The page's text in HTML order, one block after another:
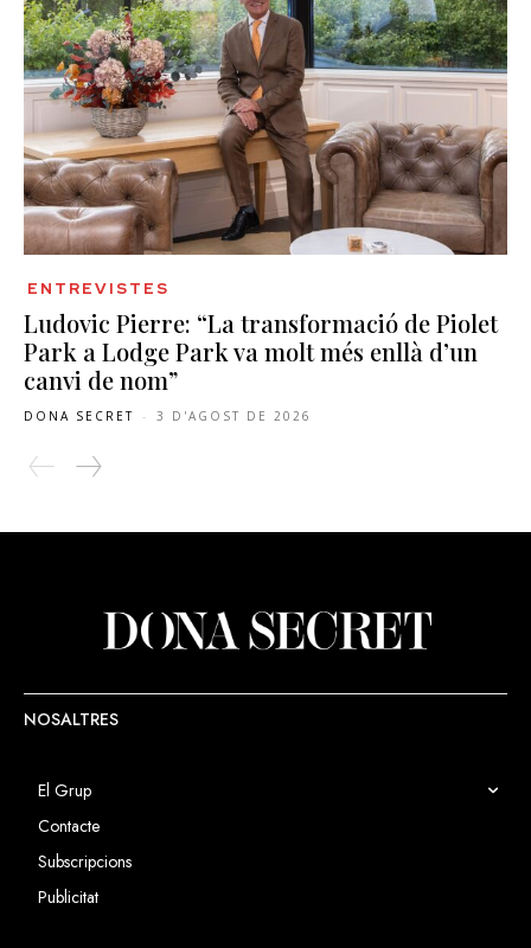
ENTREVISTES
Ludovic Pierre: “La transformació de Piolet
Park a Lodge Park va molt més enllà d’un
canvi de nom”
DONA SECRET - 3 D'AGOST DE 2026
NOSALTRES
El Grup
Contacte
Subscripcions
Publicitat